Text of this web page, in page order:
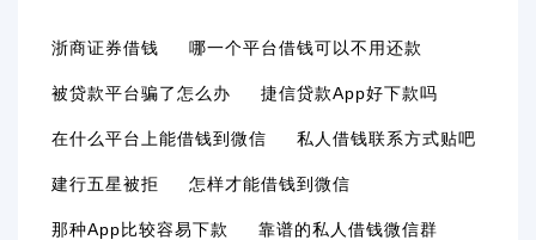
浙商证券借钱 哪一个平台借钱可以不用还款
被贷款平台骗了怎么办 捷信贷款app好下款吗
在什么平台上能借钱到微信 私人借钱联系方式贴吧
建行五星被拒 怎样才能借钱到微信
那种app比较容易下款 靠谱的私人借钱微信群